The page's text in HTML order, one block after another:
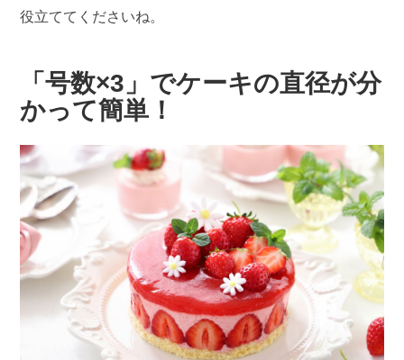
役立ててくださいね。
「号数×3」でケーキの直径が分
かって簡単！